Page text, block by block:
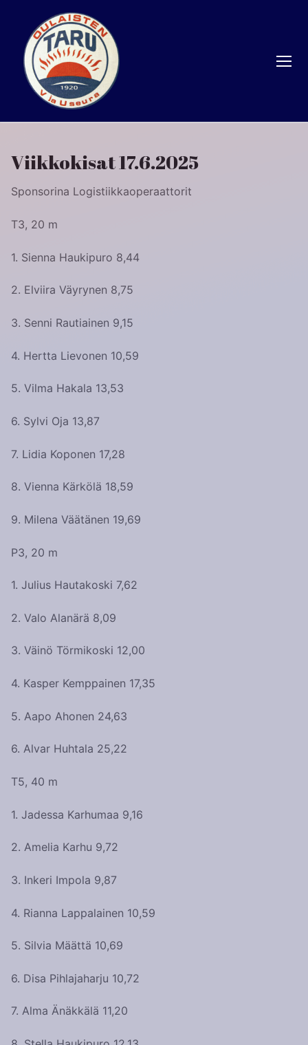
sisältöön
Viikkokisat 17.6.2025
Sponsorina Logistiikkaoperaattorit
T3, 20 m
1. Sienna Haukipuro 8,44
2. Elviira Väyrynen 8,75
3. Senni Rautiainen 9,15
4. Hertta Lievonen 10,59
5. Vilma Hakala 13,53
6. Sylvi Oja 13,87
7. Lidia Koponen 17,28
8. Vienna Kärkölä 18,59
9. Milena Väätänen 19,69
P3, 20 m
1. Julius Hautakoski 7,62
2. Valo Alanärä 8,09
3. Väinö Törmikoski 12,00
4. Kasper Kemppainen 17,35
5. Aapo Ahonen 24,63
6. Alvar Huhtala 25,22
T5, 40 m
1. Jadessa Karhumaa 9,16
2. Amelia Karhu 9,72
3. Inkeri Impola 9,87
4. Rianna Lappalainen 10,59
5. Silvia Määttä 10,69
6. Disa Pihlajaharju 10,72
7. Alma Änäkkälä 11,20